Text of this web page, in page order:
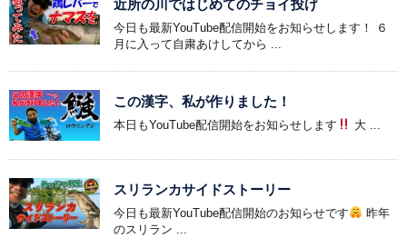
近所の川ではじめてのチョイ投げ
今日も最新YouTube配信開始をお知らせします！ ６
月に入って自粛あけしてから ...
この漢字、私が作りました！
本日もYouTube配信開始をお知らせします 大 ...
スリランカサイドストーリー
今日も最新YouTube配信開始のお知らせです
昨年
のスリラン ...